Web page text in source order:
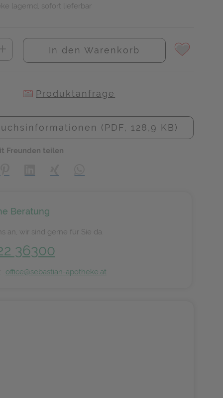
lagernd, sofort lieferbar
In den Warenkorb
Produktanfrage
(PDF, 128,9 KB)
Freunden teilen
Beratung
an, wir sind gerne für Sie da.
36300
office@sebastian-apotheke.at